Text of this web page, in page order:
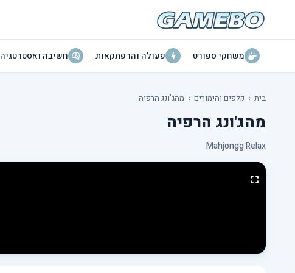
משחקי ספורט פעולה והרפתקאות חשיבה ואסטרטגיה
בית › קלפים והימורים › מהג'ונג הרפיה
מהג'ונג הרפיה
Mahjongg Relax